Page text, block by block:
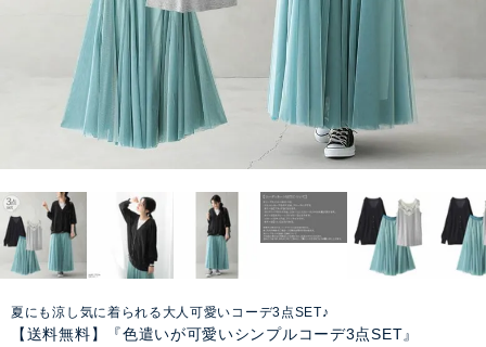
夏にも涼し気に着られる大人可愛いコーデ3点SET♪
【送料無料】『色遣いが可愛いシンプルコーデ3点SET』